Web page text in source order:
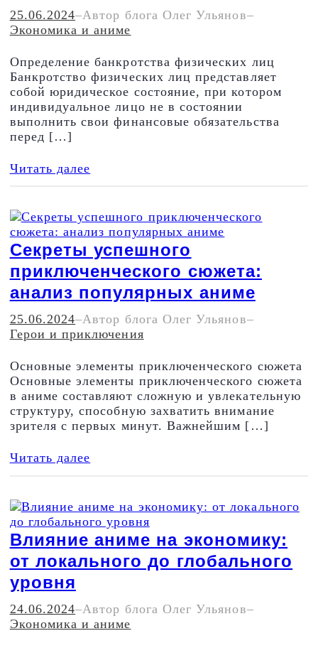
25.06.2024–Автор блога Олег Ульянов–
Экономика и аниме
Определение банкротства физических лиц
Банкротство физических лиц представляет
собой юридическое состояние, при котором
индивидуальное лицо не в состоянии
выполнить свои финансовые обязательства
перед […]
Читать далее
Секреты успешного
приключенческого сюжета:
анализ популярных аниме
25.06.2024–Автор блога Олег Ульянов–
Герои и приключения
Основные элементы приключенческого сюжета
Основные элементы приключенческого сюжета
в аниме составляют сложную и увлекательную
структуру, способную захватить внимание
зрителя с первых минут. Важнейшим […]
Читать далее
Влияние аниме на экономику:
от локального до глобального
уровня
24.06.2024–Автор блога Олег Ульянов–
Экономика и аниме